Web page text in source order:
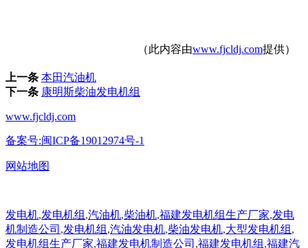
（此内容由www.fjcldj.com提供）
上一条 本田汽油机
下一条 康明斯柴油发电机组
www.fjcldj.com
备案号:闽ICP备19012974号-1
网站地图
发电机,发电机组 ,汽油机,柴油机,福建发电机组生产厂家,发电
机制造公司 ,发电机组 ,汽油发电机,柴油发电机,大型发电机组 ,
发电机组生产厂家,福建发电机制造公司 ,福建发电机组 ,福建汽